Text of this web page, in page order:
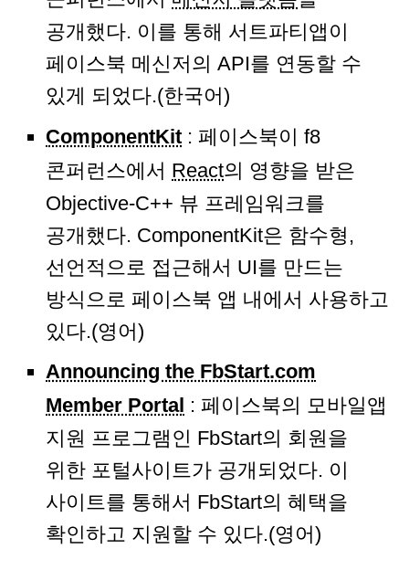
공개했다. 이를 통해 서트파티앱이
페이스북 메신저의 API를 연동할 수
있게 되었다.(한국어)
ComponentKit : 페이스북이 f8
콘퍼런스에서 React의 영향을 받은
Objective-C++ 뷰 프레임워크를
공개했다. ComponentKit은 함수형,
선언적으로 접근해서 UI를 만드는
방식으로 페이스북 앱 내에서 사용하고
있다.(영어)
Announcing the FbStart.com
Member Portal : 페이스북의 모바일앱
지원 프로그램인 FbStart의 회원을
위한 포털사이트가 공개되었다. 이
사이트를 통해서 FbStart의 혜택을
확인하고 지원할 수 있다.(영어)